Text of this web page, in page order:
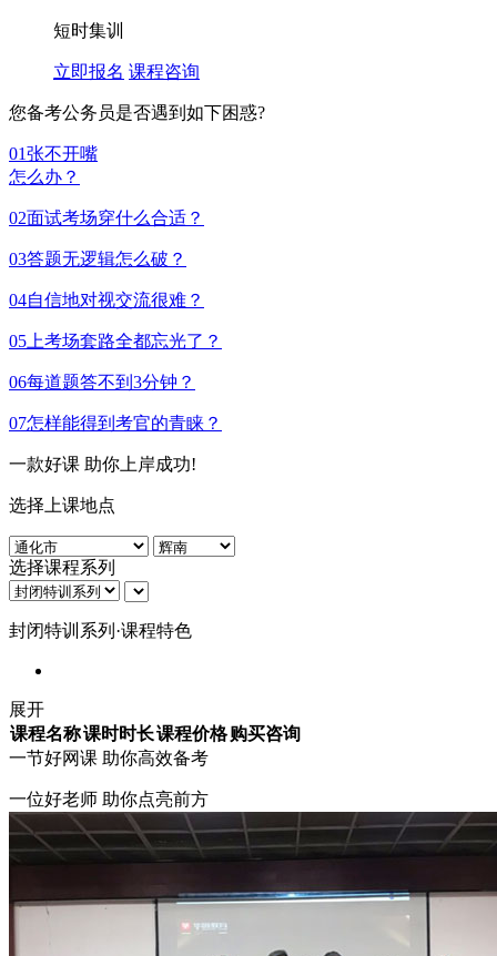
短时集训
立即报名 课程咨询
您备考公务员是否遇到如下困惑?
01张不开嘴
怎么办？
02面试考场穿什么合适？
03答题无逻辑怎么破？
04自信地对视交流很难？
05 上考场套路全都忘光了？
06每道题答不到3分钟？
07怎样能得到考官的青睐？
一款好课 助你上岸成功!
选择上课地点
选择课程系列
封闭特训系列·课程特色
展开
课程名称课时时长课程价格购买咨询
一节好网课 助你高效备考
一位好老师 助你点亮前方